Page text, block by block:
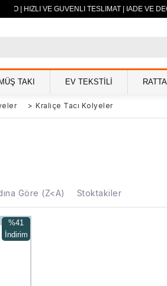
| HIZLI VE GÜVENLİ TESLİMAT | İADE VE
TAKI EV TEKSTİLİ
> Kraliçe Tacı Kolyeler
Göre (Z<A) Stoktakiler
%41
İndirim